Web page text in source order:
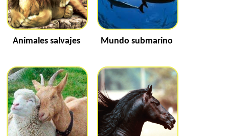
Animales salvajes Mundo submarino